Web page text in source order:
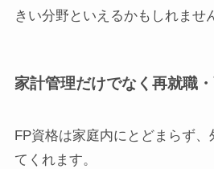
きい分野といえるかもしれませ
家計管理だけでなく再就職
FP資格は家庭内にとどまらず
てくれます。